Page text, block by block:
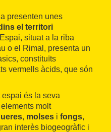
presenten unes
el territori
situat a la riba
o el Rimal, presenta un
constituïts
vermells àcids, que són
és la seva
elements molt
, molses i fongs,
interès biogeogràfic i